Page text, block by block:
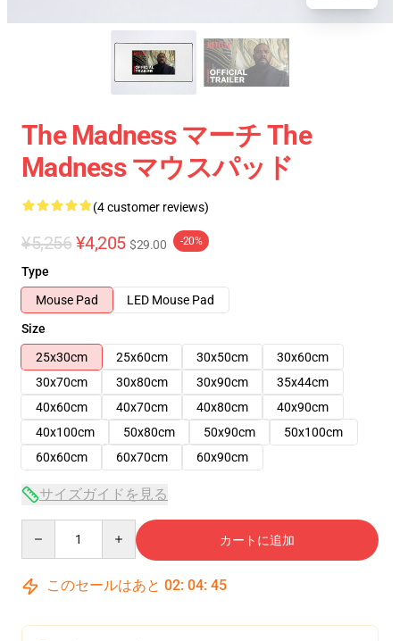
The Madness マーチ The
Madness マウスパッド
(4 customer reviews)
¥5,256 ¥4,205 $29.00 -20%
Type
Mouse Pad
LED Mouse Pad
Size
25x30cm
25x60cm 30x50cm
30x60cm
30x70cm
30x80cm 30x90cm
35x44cm
40x60cm
40x70cm 40x80cm
40x90cm
40x100cm
50x80cm 50x90cm
50x100cm
60x60cm
60x70cm 60x90cm
サイズガイドを見る
カートに追加
このセールはあと 02: 04: 45